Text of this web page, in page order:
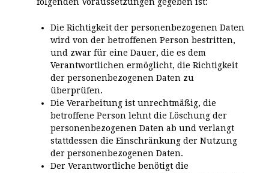
Die Richtigkeit der personenbezogenen Daten
wird von der betroffenen Person bestritten,
und zwar für eine Dauer, die es dem
Verantwortlichen ermöglicht, die Richtigkeit
der personenbezogenen Daten zu
überprüfen.
Die Verarbeitung ist unrechtmäßig, die
betroffene Person lehnt die Löschung der
personenbezogenen Daten ab und verlangt
stattdessen die Einschränkung der Nutzung
der personenbezogenen Daten.
Der Verantwortliche benötigt die